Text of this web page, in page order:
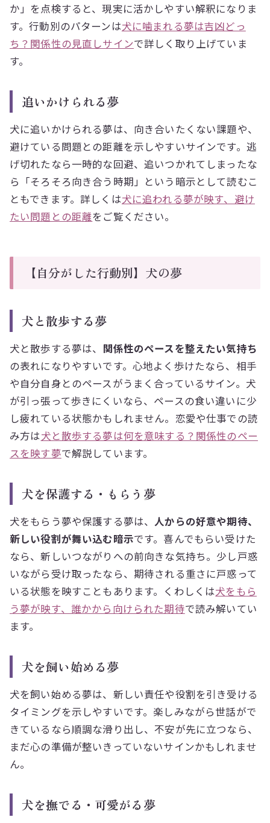
か」を点検すると、現実に活かしやすい解釈になりま
す。行動別のパターンは犬に噛まれる夢は吉凶どっ
ち？関係性の見直しサインで詳しく取り上げていま
す。
追いかけられる夢
犬に追いかけられる夢は、向き合いたくない課題や、
避けている問題との距離を示しやすいサインです。逃
げ切れたなら一時的な回避、追いつかれてしまったな
ら「そろそろ向き合う時期」という暗示として読むこ
ともできます。詳しくは犬に追われる夢が映す、避け
たい問題との距離をご覧ください。
【自分がした行動別】犬の夢
犬と散歩する夢
犬と散歩する夢は、 関係性のペースを整えたい気持ち
の表れになりやすいです。心地よく歩けたなら、相手
や自分自身とのペースがうまく合っているサイン。犬
が引っ張って歩きにくいなら、ペースの食い違いに少
し疲れている状態かもしれません。恋愛や仕事での読
み方は犬と散歩する夢は何を意味する？関係性のペー
スを映す夢で解説しています。
犬を保護する・もらう夢
犬をもらう夢や保護する夢は、人からの好意や期待、
新しい役割が舞い込む暗示です。喜んでもらい受けた
なら、新しいつながりへの前向きな気持ち。少し戸惑
いながら受け取ったなら、期待される重さに戸惑って
いる状態を映すこともあります。くわしくは犬をもら
う夢が映す、誰かから向けられた期待で読み解いてい
ます。
犬を飼い始める夢
犬を飼い始める夢は、新しい責任や役割を引き受ける
タイミングを示しやすいです。楽しみながら世話がで
きているなら順調な滑り出し、不安が先に立つなら、
まだ心の準備が整いきっていないサインかもしれませ
ん。
犬を撫でる・可愛がる夢